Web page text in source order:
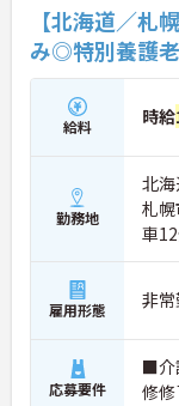
【北海道／
み◎特別養護
給料 時給
勤務地
北
札
車
雇用形態 非
応募要件
■介
修